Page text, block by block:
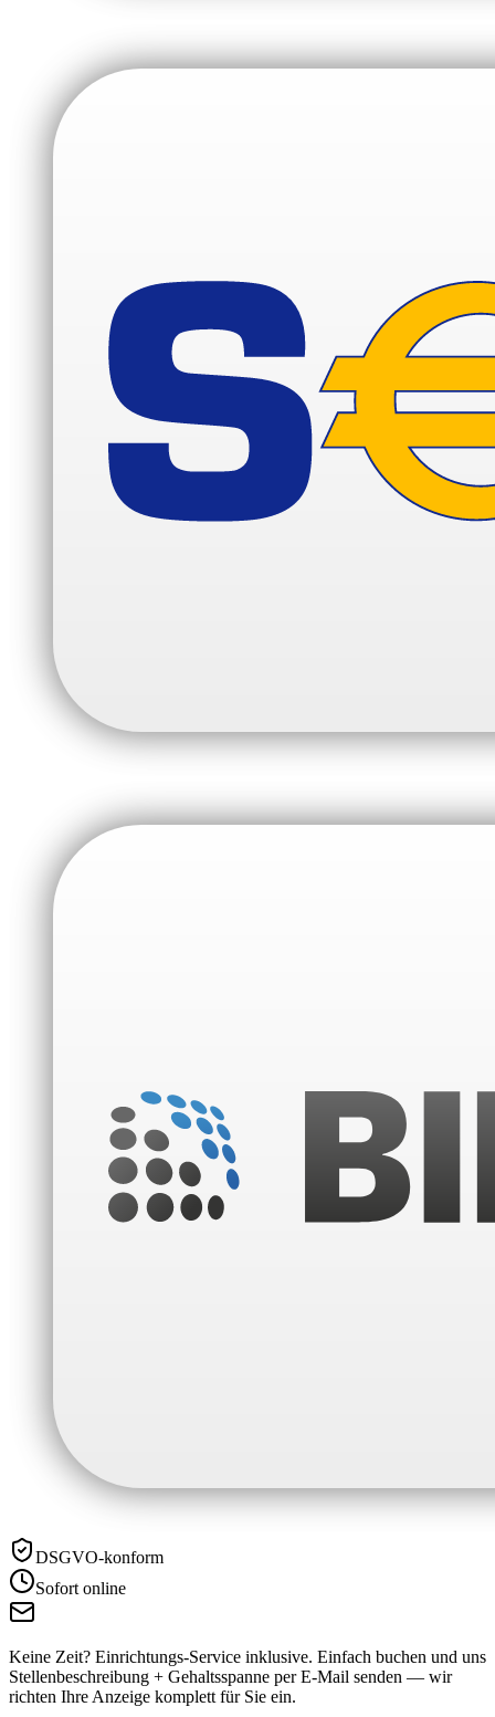
DSGVO-konform
Sofort online
Keine Zeit? Einrichtungs-Service inklusive. Einfach buchen und uns
Stellenbeschreibung + Gehaltsspanne per E-Mail senden — wir
richten Ihre Anzeige komplett für Sie ein.